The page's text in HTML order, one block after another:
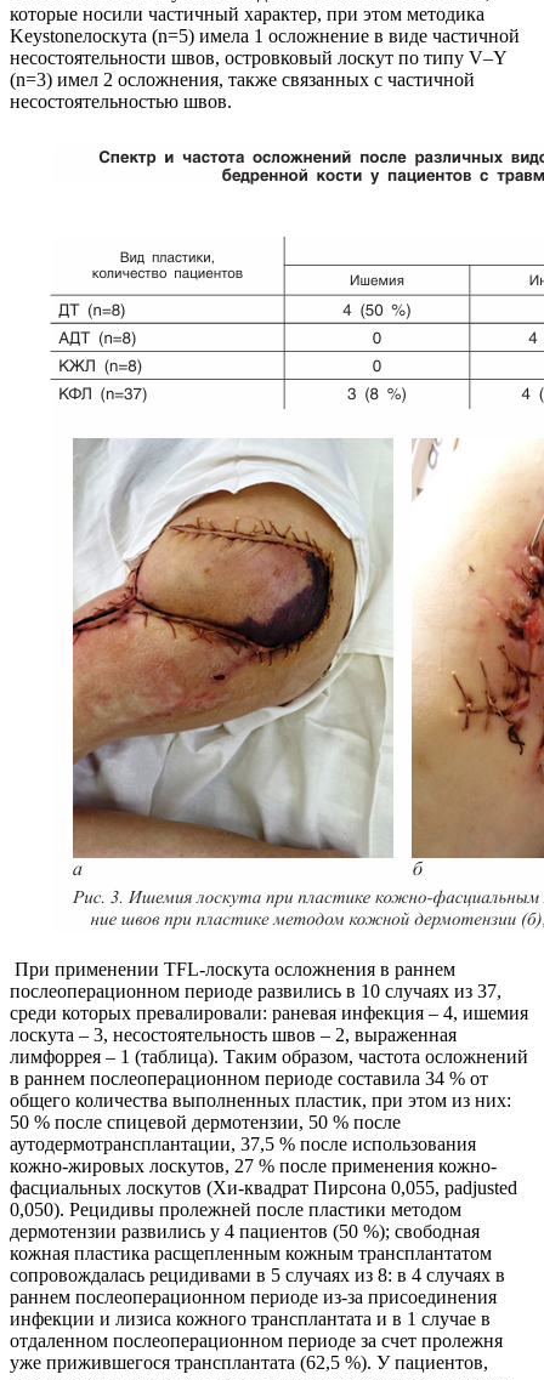
которые носили частичный характер, при этом методика
Keystoneлоскута (n=5) имела 1 осложнение в виде частичной
несостоятельности швов, островковый лоскут по типу V–Y
(n=3) имел 2 осложнения, также связанных с частичной
несостоятельностью швов.
При применении TFL-лоскута осложнения в раннем
послеоперационном периоде развились в 10 случаях из 37,
среди которых превалировали: раневая инфекция – 4, ишемия
лоскута – 3, несостоятельность швов – 2, выраженная
лимфоррея – 1 (таблица). Таким образом, частота осложнений
в раннем послеоперационном периоде составила 34 % от
общего количества выполненных пластик, при этом из них:
50 % после спицевой дермотензии, 50 % после
аутодермотрансплантации, 37,5 % после использования
кожно-жировых лоскутов, 27 % после применения кожно-
фасциальных лоскутов (Хи-квадрат Пирсона 0,055, padjusted
0,050). Рецидивы пролежней после пластики методом
дермотензии развились у 4 пациентов (50 %); свободная
кожная пластика расщепленным кожным трансплантатом
сопровождалась рецидивами в 5 случаях из 8: в 4 случаях в
раннем послеоперационном периоде из-за присоединения
инфекции и лизиса кожного трансплантата и в 1 случае в
отдаленном послеоперационном периоде за счет пролежня
уже прижившегося трансплантата (62,5 %). У пациентов,